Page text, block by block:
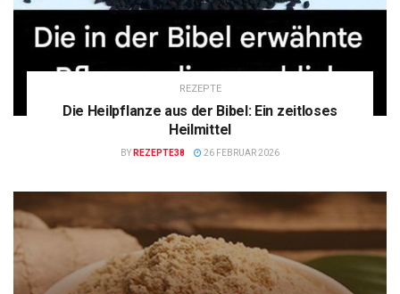
REZEPTE
Die Heilpflanze aus der Bibel: Ein zeitloses
Heilmittel
BY REZEPTE38 26 FEBRUAR 2026